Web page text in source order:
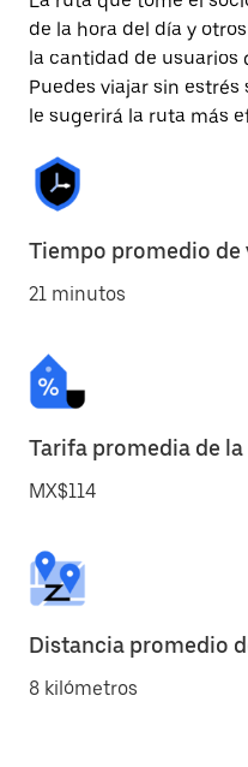
de la hora del día y
la cantidad de usuarios
Puedes viajar sin
le sugerirá la ruta más
Tiempo promedio de
21 minutos
Tarifa promedia de
MX$114
Distancia promedio
8 kilómetros